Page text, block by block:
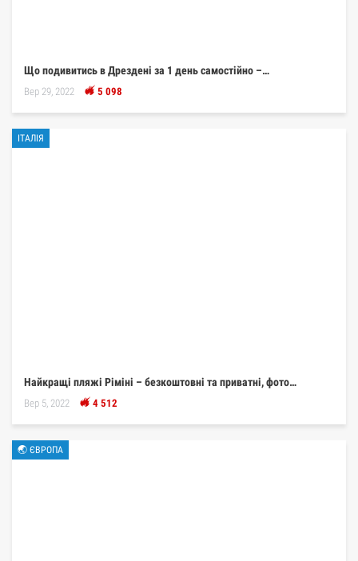
Що подивитись в Дрездені за 1 день самостійно –…
Вер 29, 2022 5 098
ІТАЛІЯ
Найкращі пляжі Ріміні – безкоштовні та приватні, фото…
Вер 5, 2022 4 512
🌏 ЄВРОПА